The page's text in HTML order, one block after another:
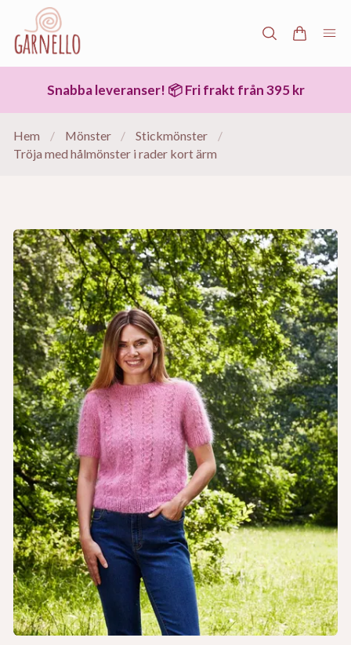
Snabba leveranser! 📦 Fri frakt från 395 kr
Hem / Mönster / Stickmönster
/
Tröja med hålmönster i rader kort ärm